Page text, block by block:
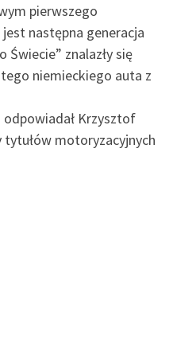
pierwszego
następna generacja
Świecie” znalazły się
niemieckiego auta z
Krzysztof
motoryzacyjnych